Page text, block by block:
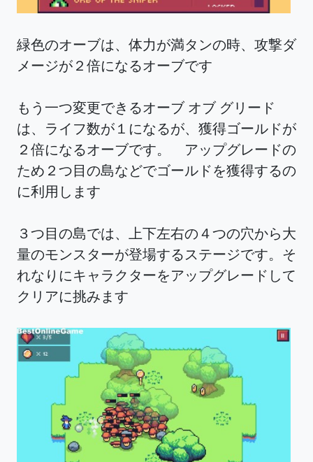
緑色のオーブは、体力が満タンの時、攻撃ダ
メージが２倍になるオーブです
もう一つ変更できるオーブ オブ グリード
は、ライフ数が１になるが、獲得ゴールドが
２倍になるオーブです。 アップグレードの
ため２つ目の島などでゴールドを獲得するの
に利用します
３つ目の島では、上下左右の４つの穴から大
量のモンスターが登場するステージです。そ
れなりにキャラクターをアップグレードして
クリアに挑みます